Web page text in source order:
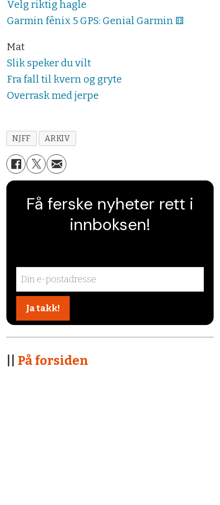
Velg riktig hagle
Garmin fênix 5 GPS: Genial Garmin ⚅
Mat
Slik speker du vilt
Fra fall til kvern og gryte
Overrask med jerpe
NJFF ARKIV
Få ferske nyheter rett i
innboksen!
På forsiden